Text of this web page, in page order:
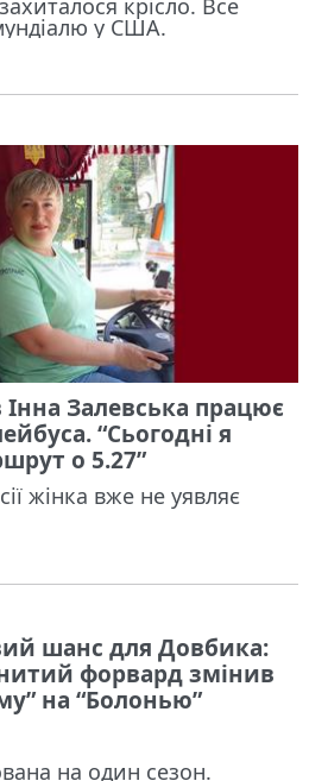
крісло. Все
у США.
Інна Залевська працює
“Сьогодні я
о 5.27”
жінка вже не уявляє
шанс для Довбика:
форвард змінив
на “Болонью”
на один сезон.